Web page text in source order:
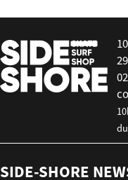
SIDE-SHORE